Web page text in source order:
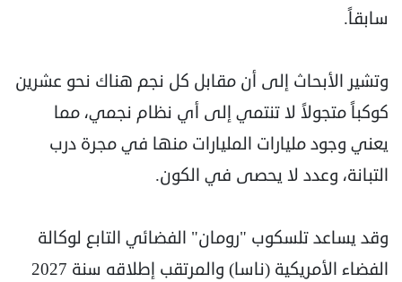
سابقاً.
وتشير الأبحاث إلى أن مقابل كل نجم هناك نحو عشرين
كوكباً متجولاً لا تنتمي إلى أي نظام نجمي، مما
يعني وجود مليارات المليارات منها في مجرة درب
التبانة، وعدد لا يحصى في الكون.
وقد يساعد تلسكوب "رومان" الفضائي التابع لوكالة
الفضاء الأمريكية (ناسا) والمرتقب إطلاقه سنة 2027